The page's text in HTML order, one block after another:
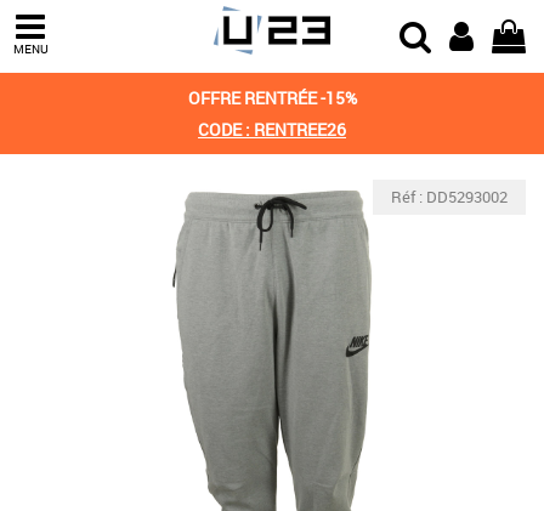
MENU
OFFRE RENTRÉE -15%
CODE : RENTREE26
Réf : DD5293002